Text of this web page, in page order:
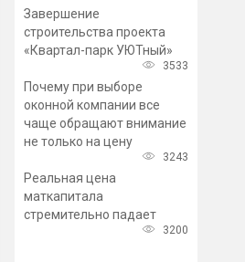
Завершение
строительства проекта
«Квартал-парк УЮТный»
3533
Почему при выборе
оконной компании все
чаще обращают внимание
не только на цену
3243
Реальная цена
маткапитала
стремительно падает
3200